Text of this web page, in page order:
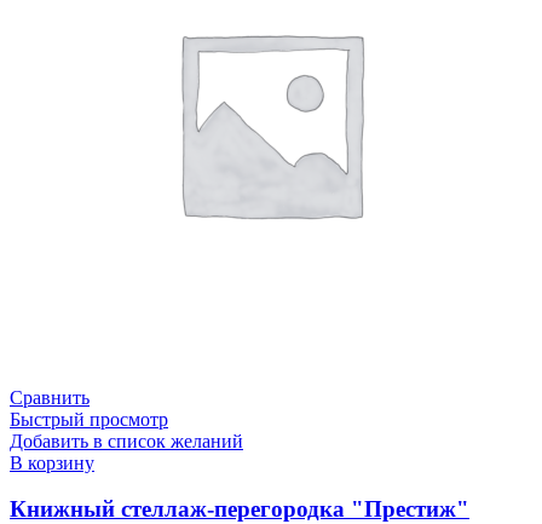
Сравнить
Быстрый просмотр
Добавить в список желаний
В корзину
Книжный стеллаж-перегородка "Престиж"